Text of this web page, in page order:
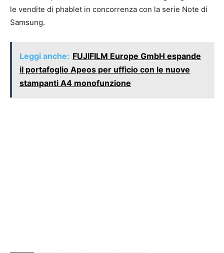
le vendite di phablet in concorrenza con la serie Note di
Samsung.
Leggi anche: FUJIFILM Europe GmbH espande
il portafoglio Apeos per ufficio con le nuove
stampanti A4 monofunzione